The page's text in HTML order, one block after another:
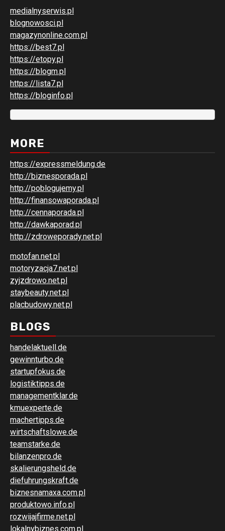
medialnyserwis.pl
blognowosci.pl
magazynonline.com.pl
https://best7.pl
https://etopy.pl
https://blogm.pl
https://lista7.pl
https://bloginfo.pl
MORE
https://expressmeldung.de
http://biznesporada.pl
http://poblogujemy.pl
http://finansowaporada.pl
http://cennaporada.pl
http://dawkaporad.pl
http://zdroweporady.net.pl
motofan.net.pl
motoryzacja7.net.pl
zyjzdrowo.net.pl
staybeauty.net.pl
placbudowy.net.pl
BLOGS
handelaktuell.de
gewinnturbo.de
startupfokus.de
logistiktipps.de
managementklar.de
kmuexperte.de
machertipps.de
wirtschaftslowe.de
teamstarke.de
bilanzenpro.de
skalierungsheld.de
diefuhrungskraft.de
biznesnamaxa.com.pl
produktowo.info.pl
rozwijajfirme.net.pl
lokalnybiznes.com.pl